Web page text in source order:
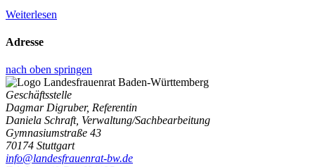
Weiterlesen
Adresse
nach oben springen
Geschäftsstelle
Dagmar Digruber, Referentin
Daniela Schraft, Verwaltung/Sachbearbeitung
Gymnasiumstraße 43
70174 Stuttgart
info@landesfrauenrat-bw.de